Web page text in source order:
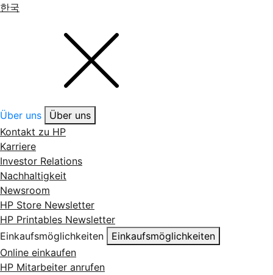
한국
Über uns
Über uns
Kontakt zu HP
Karriere
Investor Relations
Nachhaltigkeit
Newsroom
HP Store Newsletter
HP Printables Newsletter
Einkaufsmöglichkeiten
Einkaufsmöglichkeiten
Online einkaufen
HP Mitarbeiter anrufen